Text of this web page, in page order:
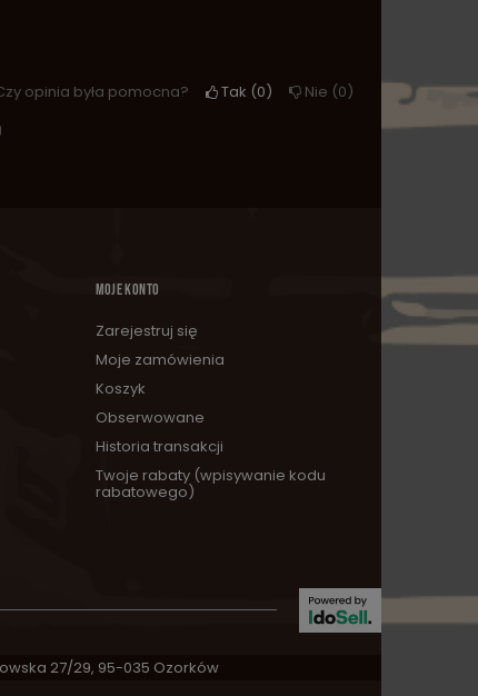
opinia była pomocna? Tak 0 Nie 0
MOJE KONTO
Zarejestruj się
Moje zamówienia
Koszyk
Obserwowane
Historia transakcji
Twoje rabaty (wpisywanie kodu
rabatowego)
27/29, 95-035 Ozorków